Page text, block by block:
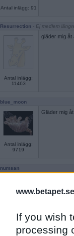
If you wish
processing
Antal inlägg: 91
Resurrection - Ej medlem
Antal inlägg:
11463
gläder mig åt
blue_moon
Antal inlägg:
9719
Gläder mig
numsan
Antal inlägg:
6327
Det lär inte